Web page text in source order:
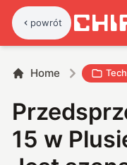
powrót
Home Tech
15 w